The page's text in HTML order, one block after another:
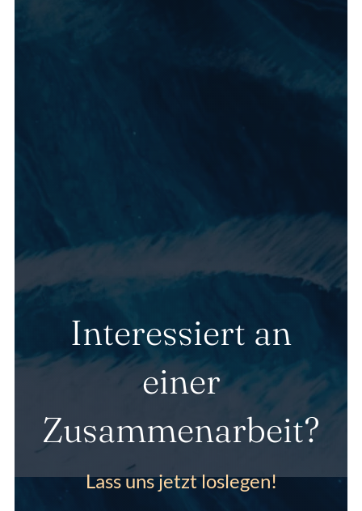
Interessiert an
einer
Zusammenarbeit?
Lass uns jetzt loslegen!